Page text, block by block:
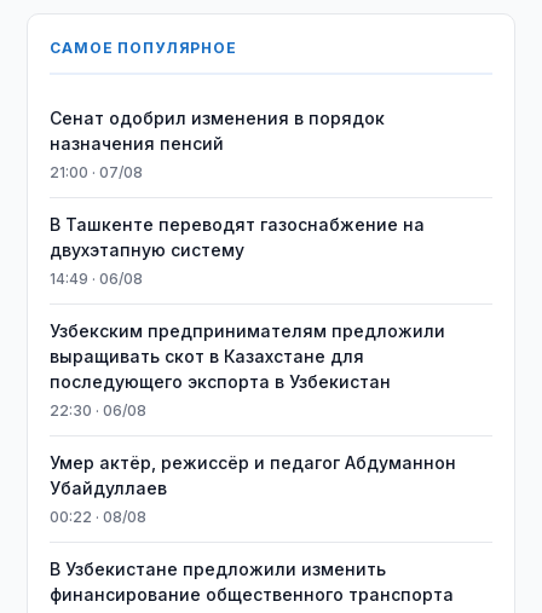
САМОЕ ПОПУЛЯРНОЕ
Сенат одобрил изменения в порядок
назначения пенсий
21:00 · 07/08
В Ташкенте переводят газоснабжение на
двухэтапную систему
14:49 · 06/08
Узбекским предпринимателям предложили
выращивать скот в Казахстане для
последующего экспорта в Узбекистан
22:30 · 06/08
Умер актёр, режиссёр и педагог Абдуманнон
Убайдуллаев
00:22 · 08/08
В Узбекистане предложили изменить
финансирование общественного транспорта